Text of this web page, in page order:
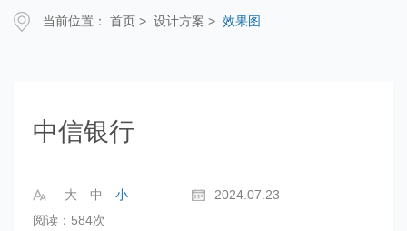
当前位置： 首页 > 设计方案 > 效果图
中信银行
大 中 小
2024.07.23
阅读：584次